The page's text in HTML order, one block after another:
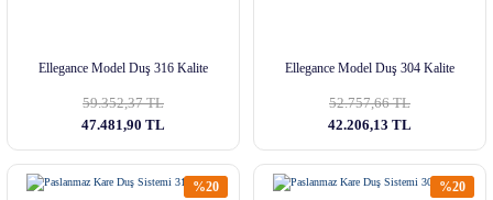
Ellegance Model Duş 316 Kalite
59.352,37 TL
47.481,90 TL
Ellegance Model Duş 304 Kalite
52.757,66 TL
42.206,13 TL
%20
%20